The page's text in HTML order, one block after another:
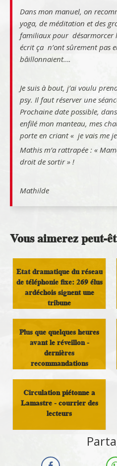
Dans mon manuel, on
yoga, de méditation et des
familiaux pour désarmorcer
écrit ça n’ont sûrement pas
bâillonnaient….
Je suis à bout, j’ai voulu
psy. Il faut réserver une
Prochaine date possible,
enfilé mon manteau, mes
porte en criant « je vais me
Mathis m’a rattrapée : «
droit de sortir » !
Mathilde
Vous aimerez peut-
Etat dramatique du réseau
de téléphonie fixe: 269 élus
ardéchois signent une
tribune
Plus que quelques heures
avant le réveillon -
dernières
recommandations
Infos Rassemblement
autour du Doux
Circulation piétonne a
Lamastre - courrier des
lecteurs